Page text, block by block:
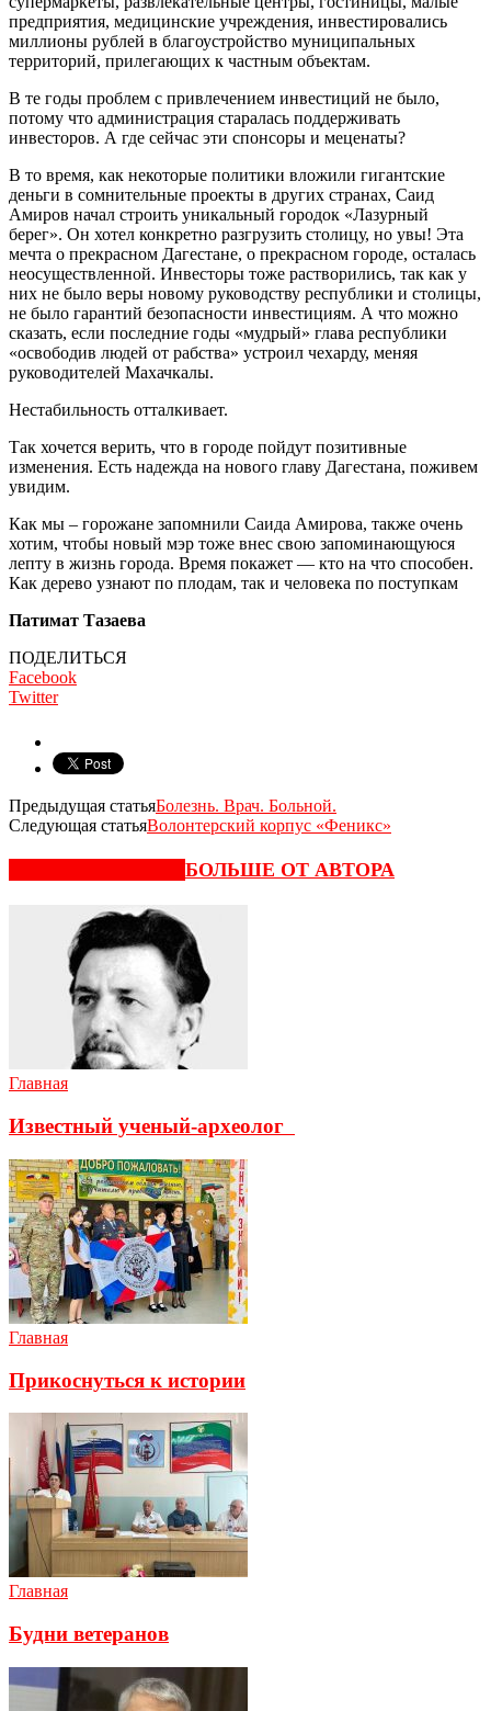
пред­приятия, медицинские учреждения, инвестиро­вались
миллионы рублей в благоустройство му­ниципальных
территорий, прилегающих к част­ным объектам.
В те годы проблем с привлечением инвести­ций не было,
потому что администрация стара­лась поддерживать
инвесторов. А где сейчас эти спонсоры и меценаты?
В то время, как некоторые политики вложи­ли гигантские
деньги в сомнительные проекты в других странах, Саид
Амиров начал строить уникальный городок «Лазурный
берег». Он хотел конкретно разгрузить столицу, но увы! Эта
мечта о прекрасном Дагестане, о прекрасном городе, осталась
неосуществленной. Инвесторы тоже растворились, так как у
них не было веры новому руководству республики и столицы,
не было га­рантий безопасности инвестициям. А что можно
сказать, если последние годы «мудрый» глава ре­спублики
«освободив людей от рабства» устроил чехарду, меняя
руководителей Махачкалы.
Нестабильность отталкивает.
Так хочется верить, что в городе пойдут пози­тивные
изменения. Есть надежда на нового главу Дагестана, поживем
увидим.
Как мы – горожане запомнили Саида Амирова, также очень
хотим, чтобы новый мэр тоже внес свою запоминающуюся
лепту в жизнь города. Время покажет — кто на что способен.
Как дерево узнают по плодам, так и человека по поступкам
Патимат Тазаева
ПОДЕЛИТЬСЯ
Facebook
Twitter
Предыдущая статьяБолезнь. Врач. Больной.
Следующая статьяВолонтерский корпус «Феникс»
БОЛЬШЕ ОТ АВТОРА
Главная
Известный ученый-археолог
Главная
Прикоснуться к истории
Главная
Будни ветеранов